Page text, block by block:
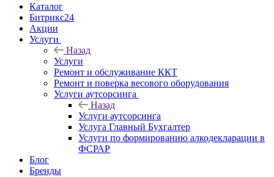
Каталог
Битрикс24
Акции
Услуги
Назад
Услуги
Ремонт и обслуживание ККТ
Ремонт и поверка весового оборудования
Услуги аутсорсинга
Назад
Услуги аутсорсинга
Услуга Главный Бухгалтер
Услуги по формированию алкодекларации в
ФСРАР
Блог
Бренды